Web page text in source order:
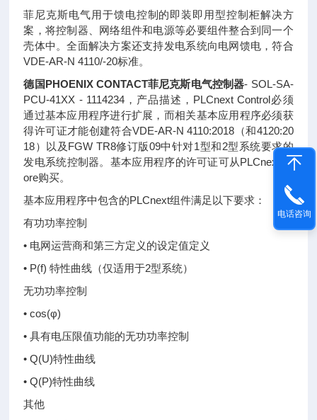
菲尼克斯电气用于馈电控制的即装即用型控制柜解决方
案，将控制器、网络组件和电源等必要组件整合到同一个
壳体中。全面解决方案还支持发电系统向电网馈电，符合
VDE-AR-N 4110/-20标准。
德国PHOENIX CONTACT菲尼克斯电气控制器- SOL-SA-
PCU-41XX - 1114234，产品描述，PLCnext Control必须
通过基本应用程序进行扩展，而相关基本应用程序必须获
得许可证才能创建符合VDE-AR-N 4110:2018（和4120:20
18）以及FGW TR8修订版09中针对1型和2型系统要求的
发电系统控制器。基本应用程序的许可证可从PLCnext St
ore购买。
基本应用程序中包含的PLCnext组件满足以下要求：
有功功率控制
• 电网运营商和第三方定义的设定值定义
• P(f) 特性曲线（仅适用于2型系统）
无功功率控制
• cos(φ)
• 具有电压限值功能的无功功率控制
• Q(U)特性曲线
• Q(P)特性曲线
其他
电话咨询